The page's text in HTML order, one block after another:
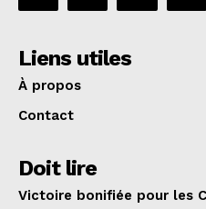
Liens utiles
À propos
Contact
Doit lire
Victoire bonifiée pour les